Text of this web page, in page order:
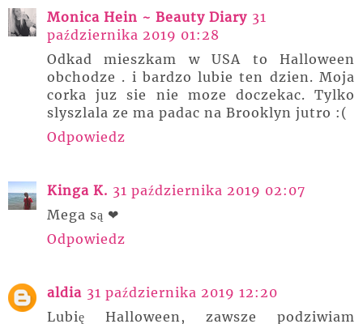
Monica Hein ~ Beauty Diary 31
października 2019 01:28
Odkad mieszkam w USA to Halloween
obchodze . i bardzo lubie ten dzien. Moja
corka juz sie nie moze doczekac. Tylko
slyszlala ze ma padac na Brooklyn jutro :(
Odpowiedz
Kinga K. 31 października 2019 02:07
Mega są ❤
Odpowiedz
aldia 31 października 2019 12:20
Lubię Halloween, zawsze podziwiam